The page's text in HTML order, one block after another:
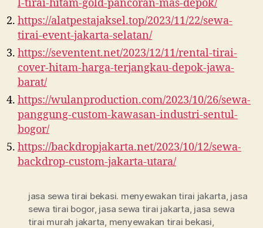
l-tirai-hitam-gold-pancoran-mas-depok/
https://alatpestajaksel.top/2023/11/22/sewa-
tirai-event-jakarta-selatan/
https://seventent.net/2023/12/11/rental-tirai-
cover-hitam-harga-terjangkau-depok-jawa-
barat/
https://wulanproduction.com/2023/10/26/sewa-
panggung-custom-kawasan-industri-sentul-
bogor/
https://backdropjakarta.net/2023/10/12/sewa-
backdrop-custom-jakarta-utara/
jasa sewa tirai bekasi. menyewakan tirai jakarta jasa
sewa tirai bogor, jasa sewa tirai jakarta jasa sewa
tirai murah jakarta menyewakan tirai bekasi